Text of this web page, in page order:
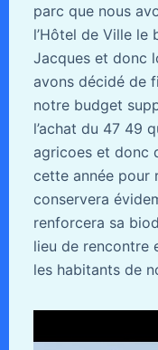
parc que nous
l’Hôtel de Ville le
Jacques et donc
avons décidé de
notre budget
l’achat du 47 49
agricoes et donc
cette année pour
conservera
renforcera sa
lieu de rencontre
les habitants de